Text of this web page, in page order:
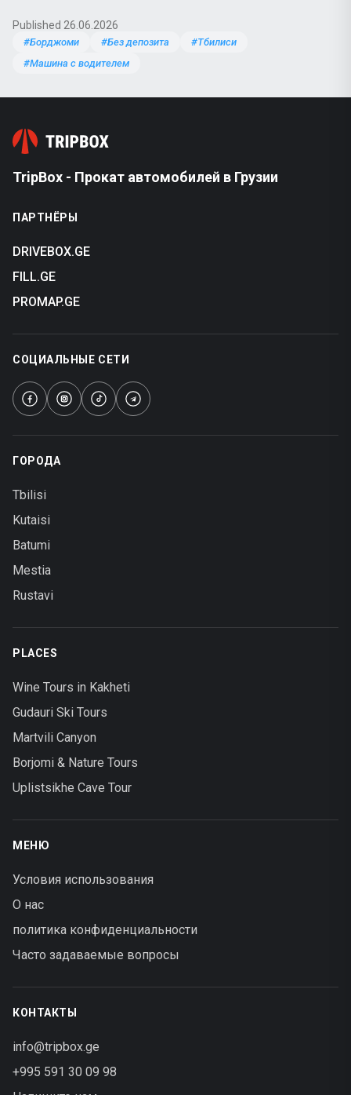
Published 26.06.2026
#Борджоми #Без депозита
#Тбилиси
#Машина с водителем
TripBox - Прокат автомобилей в Грузии
ПАРТНЁРЫ
DRIVEBOX.GE
FILL.GE
PROMAP.GE
СОЦИАЛЬНЫЕ СЕТИ
ГОРОДА
Tbilisi
Kutaisi
Batumi
Mestia
Rustavi
PLACES
Wine Tours in Kakheti
Gudauri Ski Tours
Martvili Canyon
Borjomi & Nature Tours
Uplistsikhe Cave Tour
МЕНЮ
Условия использования
О нас
политика конфиденциальности
Часто задаваемые вопросы
КОНТАКТЫ
info@tripbox.ge
+995 591 30 09 98